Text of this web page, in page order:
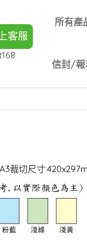
所有產
信封/報
裁切尺寸